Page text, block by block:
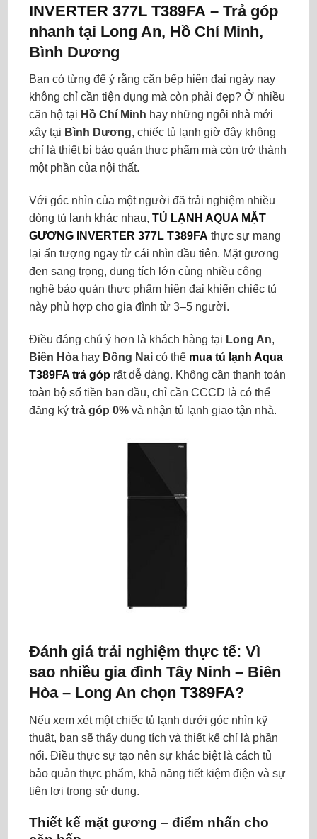
INVERTER 377L T389FA – Trả góp
nhanh tại Long An, Hồ Chí Minh,
Bình Dương
Bạn có từng để ý rằng căn bếp hiện đại ngày nay
không chỉ cần tiện dụng mà còn phải đẹp? Ở nhiều
căn hộ tại Hồ Chí Minh hay những ngôi nhà mới
xây tại Bình Dương, chiếc tủ lạnh giờ đây không
chỉ là thiết bị bảo quản thực phẩm mà còn trở thành
một phần của nội thất.
Với góc nhìn của một người đã trải nghiệm nhiều
dòng tủ lạnh khác nhau, TỦ LẠNH AQUA MẶT
GƯƠNG INVERTER 377L T389FA thực sự mang
lại ấn tượng ngay từ cái nhìn đầu tiên. Mặt gương
đen sang trọng, dung tích lớn cùng nhiều công
nghệ bảo quản thực phẩm hiện đại khiến chiếc tủ
này phù hợp cho gia đình từ 3–5 người.
Điều đáng chú ý hơn là khách hàng tại Long An,
Biên Hòa hay Đồng Nai có thể mua tủ lạnh Aqua
T389FA trả góp rất dễ dàng. Không cần thanh toán
toàn bộ số tiền ban đầu, chỉ cần CCCD là có thể
đăng ký trả góp 0% và nhận tủ lạnh giao tận nhà.
Đánh giá trải nghiệm thực tế: Vì
sao nhiều gia đình Tây Ninh – Biên
Hòa – Long An chọn T389FA?
Nếu xem xét một chiếc tủ lạnh dưới góc nhìn kỹ
thuật, bạn sẽ thấy dung tích và thiết kế chỉ là phần
nổi. Điều thực sự tạo nên sự khác biệt là cách tủ
bảo quản thực phẩm, khả năng tiết kiệm điện và sự
tiện lợi trong sử dụng.
Thiết kế mặt gương – điểm nhấn cho